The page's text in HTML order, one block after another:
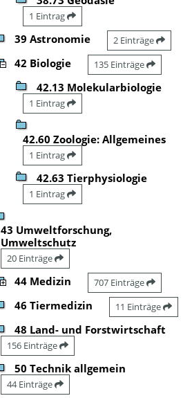
1 Eintrag
39 Astronomie 2 Einträge
42 Biologie 135 Einträge
42.13 Molekularbiologie
1 Eintrag
42.60 Zoologie: Allgemeines
1 Eintrag
42.63 Tierphysiologie
1 Eintrag
43 Umweltforschung,
Umweltschutz
20 Einträge
44 Medizin 707 Einträge
46 Tiermedizin 11 Einträge
48 Land- und Forstwirtschaft
156 Einträge
50 Technik allgemein
44 Einträge